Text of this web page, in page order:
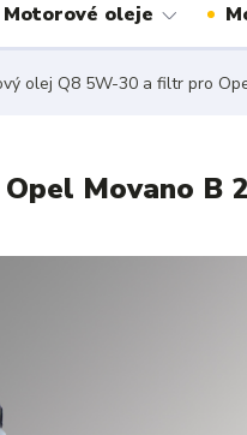
Motorové oleje
olej Q8 5W-30 a filtr pro
Movano B